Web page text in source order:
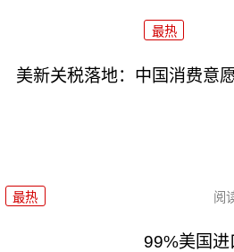
最热
美新关税落地：中国消费意
最热 阅
99%美国